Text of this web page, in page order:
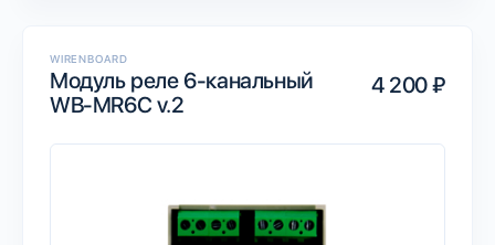
WIRENBOARD
Модуль реле 6-канальный
WB-MR6C v.2
4 200 ₽